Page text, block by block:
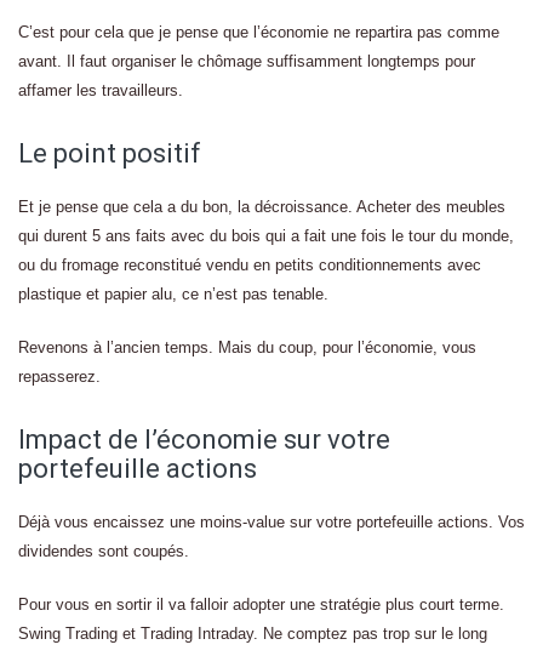
C’est pour cela que je pense que l’économie ne repartira pas comme
avant. Il faut organiser le chômage suffisamment longtemps pour
affamer les travailleurs.
Le point positif
Et je pense que cela a du bon, la décroissance. Acheter des meubles
qui durent 5 ans faits avec du bois qui a fait une fois le tour du monde,
ou du fromage reconstitué vendu en petits conditionnements avec
plastique et papier alu, ce n’est pas tenable.
Revenons à l’ancien temps. Mais du coup, pour l’économie, vous
repasserez.
Impact de l’économie sur votre
portefeuille actions
Déjà vous encaissez une moins-value sur votre portefeuille actions. Vos
dividendes sont coupés.
Pour vous en sortir il va falloir adopter une stratégie plus court terme.
Swing Trading et Trading Intraday. Ne comptez pas trop sur le long